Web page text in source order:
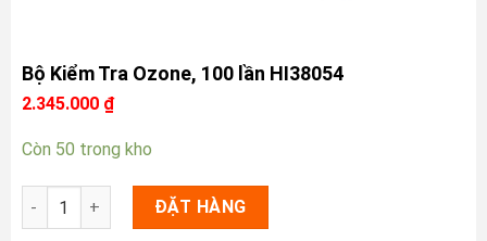
Bộ Kiểm Tra Ozone, 100 lần HI38054
2.345.000 ₫
Còn 50 trong kho
Bộ Kiểm Tra Ozone, 100 lần HI38054 số lượng
ĐẶT HÀNG